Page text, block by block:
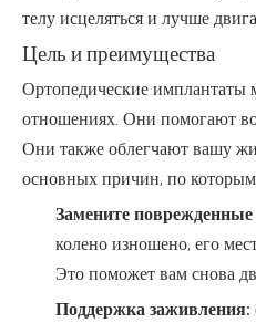
телу исцеляться и лучше
Цель и преимущества
Ортопедические имплантаты
отношениях. Они помогают
Они также облегчают вашу
основных причин, по
Замените поврежденные
колено изношено, его
Это поможет вам снова
Поддержка заживления: